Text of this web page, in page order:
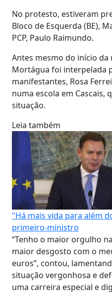
No protesto, estiveram
Bloco de Esquerda (BE),
PCP, Paulo Raimundo.
Antes mesmo do início da
Mortágua foi interpelada
manifestantes, Rosa
numa escola em Cascais,
situação.
Leia também
"Há mais vida para além
primeiro-ministro
“Tenho o maior orgulho
maior desgosto com o
euros”, contou,
situação vergonhosa e
uma carreira especial e